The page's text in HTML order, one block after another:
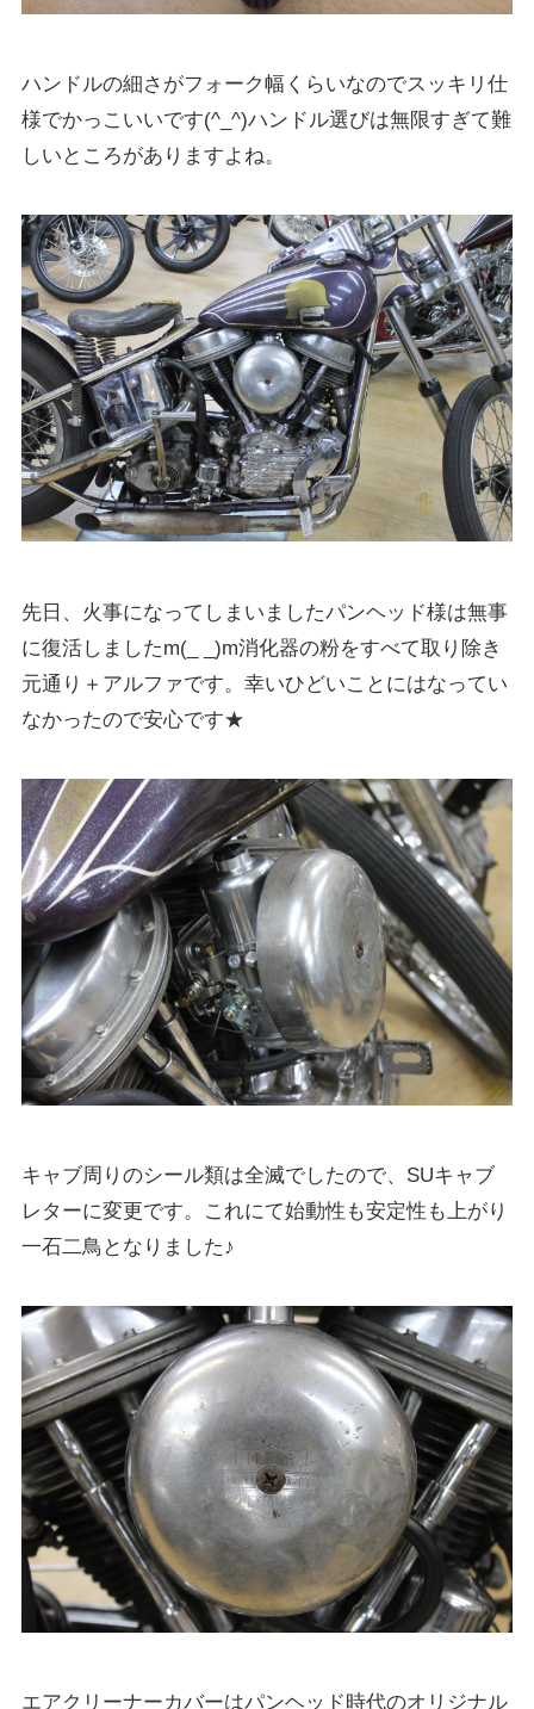
ハンドルの細さがフォーク幅くらいなのでスッキリ仕
様でかっこいいです(^_^)ハンドル選びは無限すぎて難
しいところがありますよね。
先日、火事になってしまいましたパンヘッド様は無事
に復活しましたm(_ _)m消化器の粉をすべて取り除き
元通り＋アルファです。幸いひどいことにはなってい
なかったので安心です★
キャブ周りのシール類は全滅でしたので、SUキャブ
レターに変更です。これにて始動性も安定性も上がり
一石二鳥となりました♪
エアクリーナーカバーはパンヘッド時代のオリジナル